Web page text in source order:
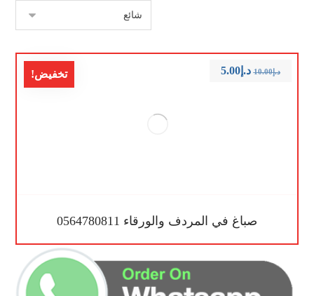
تخفيض!
صباغ في المردف والورقاء 0564780811
د.إ10.00 د.إ5.00